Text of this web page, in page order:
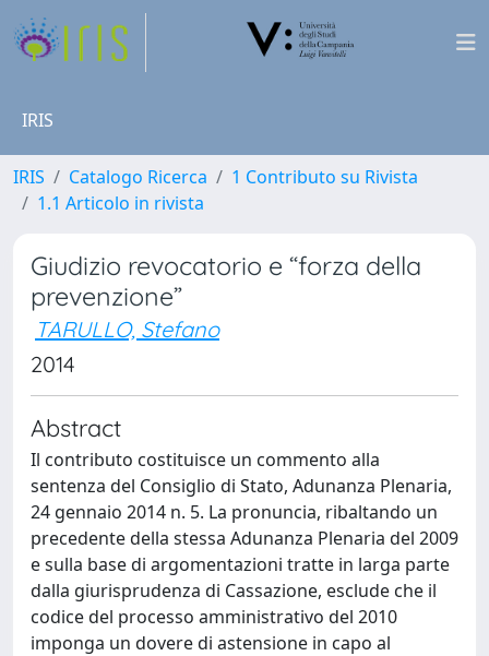
IRIS
IRIS Catalogo Ricerca
1 Contributo su Rivista
1.1 Articolo in rivista
Giudizio revocatorio e “forza della
prevenzione”
TARULLO, Stefano
2014
Abstract
Il contributo costituisce un commento alla
sentenza del Consiglio di Stato, Adunanza Plenaria,
24 gennaio 2014 n. 5. La pronuncia, ribaltando un
precedente della stessa Adunanza Plenaria del 2009
e sulla base di argomentazioni tratte in larga parte
dalla giurisprudenza di Cassazione, esclude che il
codice del processo amministrativo del 2010
imponga un dovere di astensione in capo al